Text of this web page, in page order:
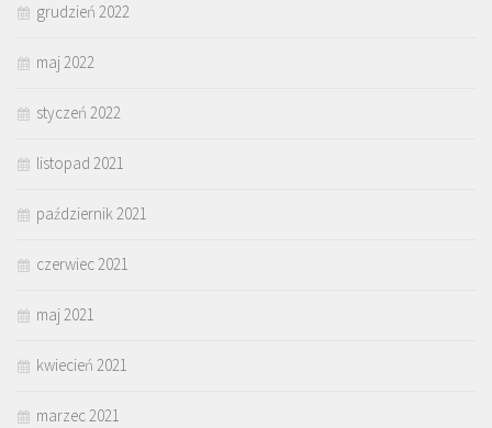
grudzień 2022
maj 2022
styczeń 2022
listopad 2021
październik 2021
czerwiec 2021
maj 2021
kwiecień 2021
marzec 2021